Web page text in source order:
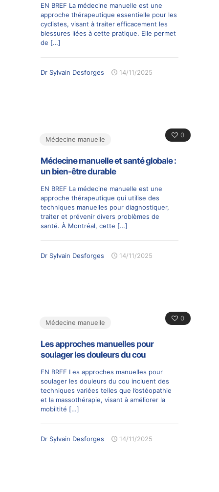
EN BREF La médecine manuelle est une
approche thérapeutique essentielle pour les
cyclistes, visant à traiter efficacement les
blessures liées à cette pratique. Elle permet
de […]
Dr Sylvain Desforges 14/11/2025
0
Médecine manuelle
Médecine manuelle et santé globale :
un bien-être durable
EN BREF La médecine manuelle est une
approche thérapeutique qui utilise des
techniques manuelles pour diagnostiquer,
traiter et prévenir divers problèmes de
santé. À Montréal, cette […]
Dr Sylvain Desforges 14/11/2025
0
Médecine manuelle
Les approches manuelles pour
soulager les douleurs du cou
EN BREF Les approches manuelles pour
soulager les douleurs du cou incluent des
techniques variées telles que l’ostéopathie
et la massothérapie, visant à améliorer la
mobiltité […]
Dr Sylvain Desforges 14/11/2025